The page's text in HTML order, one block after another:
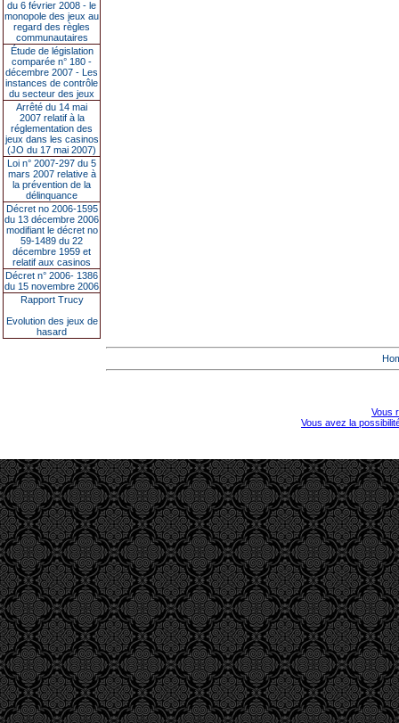
du 6 février 2008 - le
monopole des jeux au
regard des règles
communautaires
Étude de législation
comparée n° 180 -
décembre 2007 - Les
instances de contrôle
du secteur des jeux
Arrêté du 14 mai
2007 relatif à la
réglementation des
jeux dans les casinos
(JO du 17 mai 2007)
Loi n° 2007-297 du 5
mars 2007 relative à
la prévention de la
délinquance
Décret no 2006-1595
du 13 décembre 2006
modifiant le décret no
59-1489 du 22
décembre 1959 et
relatif aux casinos
Décret n° 2006- 1386
du 15 novembre 2006
Rapport Trucy
Evolution des jeux de
hasard
Vous
Vous avez la